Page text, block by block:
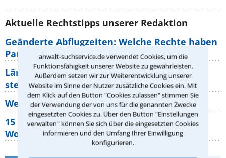
anwalt-suchservice.de verwendet Cookies, um die
Funktionsfähigkeit unserer Website zu gewährleisten.
Außerdem setzen wir zur Weiterentwicklung unserer
Website im Sinne der Nutzer zusätzliche Cookies ein. Mit
dem Klick auf den Button "Cookies zulassen" stimmen Sie
der Verwendung der von uns für die genannten Zwecke
eingesetzten Cookies zu. Über den Button "Einstellungen
verwalten" können Sie sich über die eingesetzten Cookies
informieren und den Umfang Ihrer Einwilligung
konfigurieren.
Aktuelle Rechtstipps unserer Redaktion
Geänderte Abflugzeiten: Welche Rechte haben
Pauschalurlauber?
Lärm von den Nachbarn: Welche Rechte
stehen mir zu?
Wer muss Zweitwohnungssteuer zahlen?
15 elementare Rechte, die jeder
Wohnungseigentümer kennen sollte